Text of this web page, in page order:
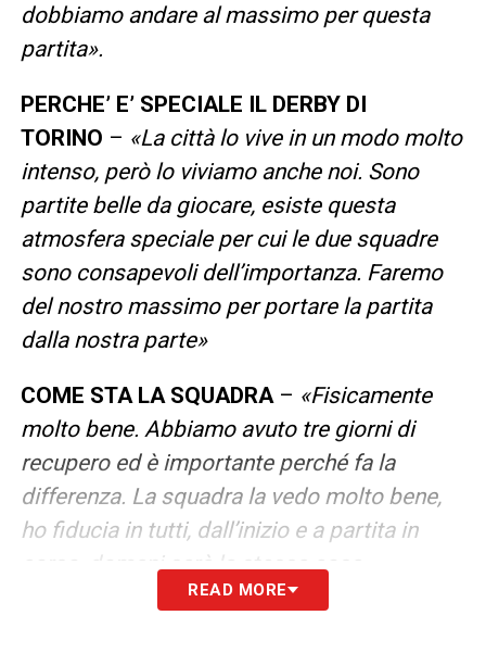
dobbiamo andare al massimo per questa
partita».
PERCHE’ E’ SPECIALE IL DERBY DI
TORINO – «La città lo vive in un modo molto
intenso, però lo viviamo anche noi. Sono
partite belle da giocare, esiste questa
atmosfera speciale per cui le due squadre
sono consapevoli dell’importanza. Faremo
del nostro massimo per portare la partita
dalla nostra parte»
COME STA LA SQUADRA– «Fisicamente
molto bene. Abbiamo avuto tre giorni di
recupero ed è importante perché fa la
differenza. La squadra la vedo molto bene,
ho fiducia in tutti, dall’inizio e a partita in
corso, domani sarà la stessa cosa.
Entreremo al 200% in partita, chi inizierà e
READ MORE